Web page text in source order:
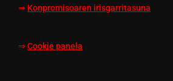
⇒ Konpromisoaren irisgarritasuna
⇒ Cookie panela